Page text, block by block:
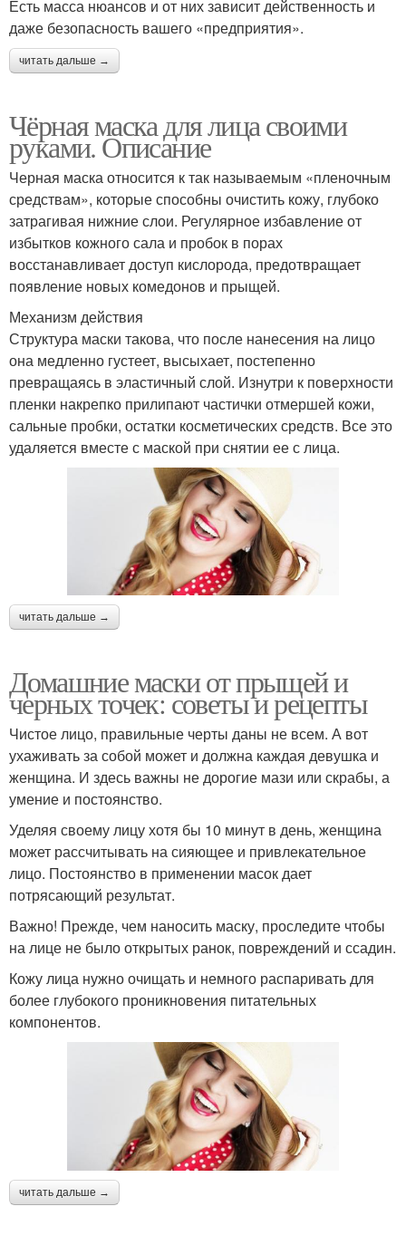
Есть масса нюансов и от них зависит действенность и
даже безопасность вашего «предприятия».
читать дальше →
Чёрная маска для лица своими
руками. Описание
Черная маска относится к так называемым «пленочным
средствам», которые способны очистить кожу, глубоко
затрагивая нижние слои. Регулярное избавление от
избытков кожного сала и пробок в порах
восстанавливает доступ кислорода, предотвращает
появление новых комедонов и прыщей.
Механизм действия
Структура маски такова, что после нанесения на лицо
она медленно густеет, высыхает, постепенно
превращаясь в эластичный слой. Изнутри к поверхности
пленки накрепко прилипают частички отмершей кожи,
сальные пробки, остатки косметических средств. Все это
удаляется вместе с маской при снятии ее с лица.
читать дальше →
Домашние маски от прыщей и
черных точек: советы и рецепты
Чистое лицо, правильные черты даны не всем. А вот
ухаживать за собой может и должна каждая девушка и
женщина. И здесь важны не дорогие мази или скрабы, а
умение и постоянство.
Уделяя своему лицу хотя бы 10 минут в день, женщина
может рассчитывать на сияющее и привлекательное
лицо. Постоянство в применении масок дает
потрясающий результат.
Важно! Прежде, чем наносить маску, проследите чтобы
на лице не было открытых ранок, повреждений и ссадин.
Кожу лица нужно очищать и немного распаривать для
более глубокого проникновения питательных
компонентов.
читать дальше →